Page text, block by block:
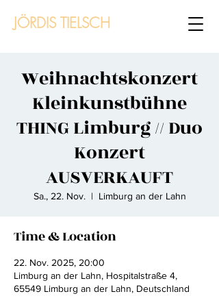
JÖRDIS TIELSCH
Weihnachtskonzert
Kleinkunstbühne
THING Limburg // Duo
Konzert
AUSVERKAUFT
Sa., 22. Nov.
  |
Limburg an der Lahn
Time & Location
22. Nov. 2025, 20:00
Limburg an der Lahn, Hospitalstraße 4,
65549 Limburg an der Lahn, Deutschland